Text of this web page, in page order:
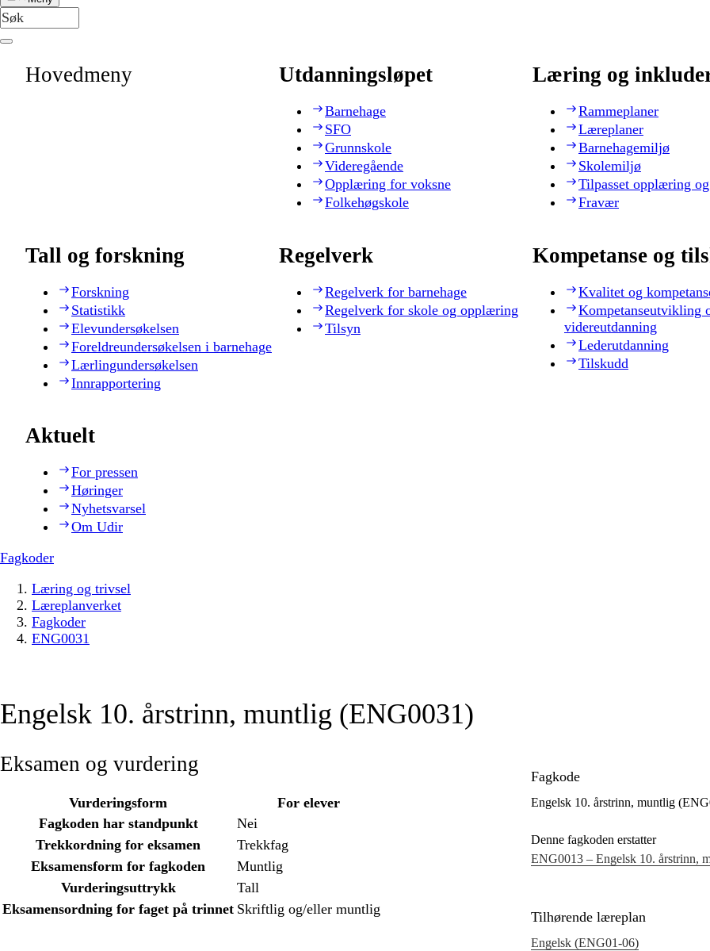
Hovedmeny Utdanningsløpet
Barnehage
SFO
Grunnskole
Videregående
Opplæring for voksne
Folkehøgskole
Læring og
Rammeplaner
Læreplaner
Barnehagemiljø
Skolemiljø
Tilpasset opplæring
Fravær
Tall og forskning
Forskning
Statistikk
Elevundersøkelsen
Foreldreundersøkelsen i barnehage
Lærlingundersøkelsen
Innrapportering
Regelverk
Regelverk for barnehage
Regelverk for skole og opplæring
Tilsyn
Kompetanse og
Kvalitet og
Kompetanseutvikling
videreutdanning
Lederutdanning
Tilskudd
Aktuelt
For pressen
Høringer
Nyhetsvarsel
Om Udir
Fagkoder
Læring og trivsel
Læreplanverket
Fagkoder
ENG0031
Engelsk 10. årstrinn, muntlig (ENG0031)
Eksamen og vurdering
Vurderingsform
For elever
Fagkoden har standpunkt
Nei
Trekkordning for eksamen
Trekkfag
Eksamensform for fagkoden
Muntlig
Vurderingsuttrykk
Tall
Eksamensordning for faget på trinnet Skriftlig og/eller muntlig
Fagkode
Engelsk 10. årstrinn, muntlig
Denne fagkoden erstatter
ENG0013 – Engelsk 10. årstrinn,
Tilhørende læreplan
Engelsk (ENG01‑06)